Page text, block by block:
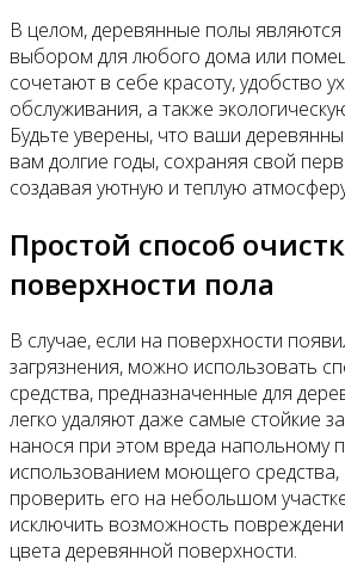
В целом, деревянные полы
выбором для любого дома или
сочетают в себе красоту, удобство
обслуживания, а также
Будьте уверены, что ваши
вам долгие годы, сохраняя свой
создавая уютную и теплую
Простой способ
поверхности пола
В случае, если на поверхности
загрязнения, можно использовать
средства, предназначенные для
легко удаляют даже самые стойкие
нанося при этом вреда напольному
использованием моющего средства,
проверить его на небольшом
исключить возможность
цвета деревянной поверхности.